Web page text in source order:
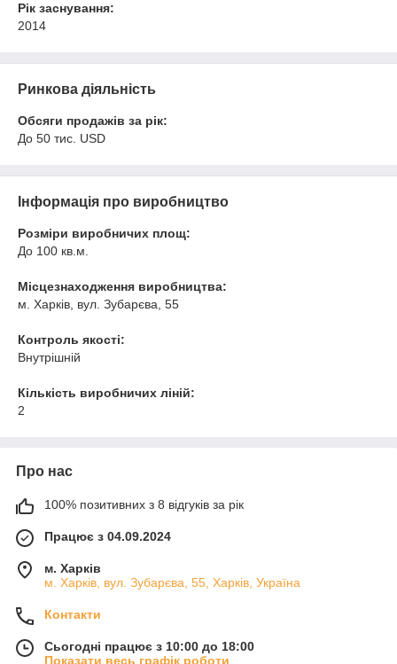
Рік заснування:
2014
Ринкова діяльність
Обсяги продажів за рік:
До 50 тис. USD
Інформація про виробництво
Розміри виробничих площ:
До 100 кв.м.
Місцезнаходження виробництва:
м. Харків, вул. Зубарєва, 55
Контроль якості:
Внутрішній
Кількість виробничих ліній:
2
Про нас
100% позитивних з 8 відгуків за рік
Працює з 04.09.2024
м. Харків
м. Харків, вул. Зубарєва, 55, Харків, Україна
Контакти
Сьогодні працює з 10:00 до 18:00
Показати весь графік роботи